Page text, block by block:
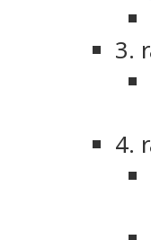
3.
4.